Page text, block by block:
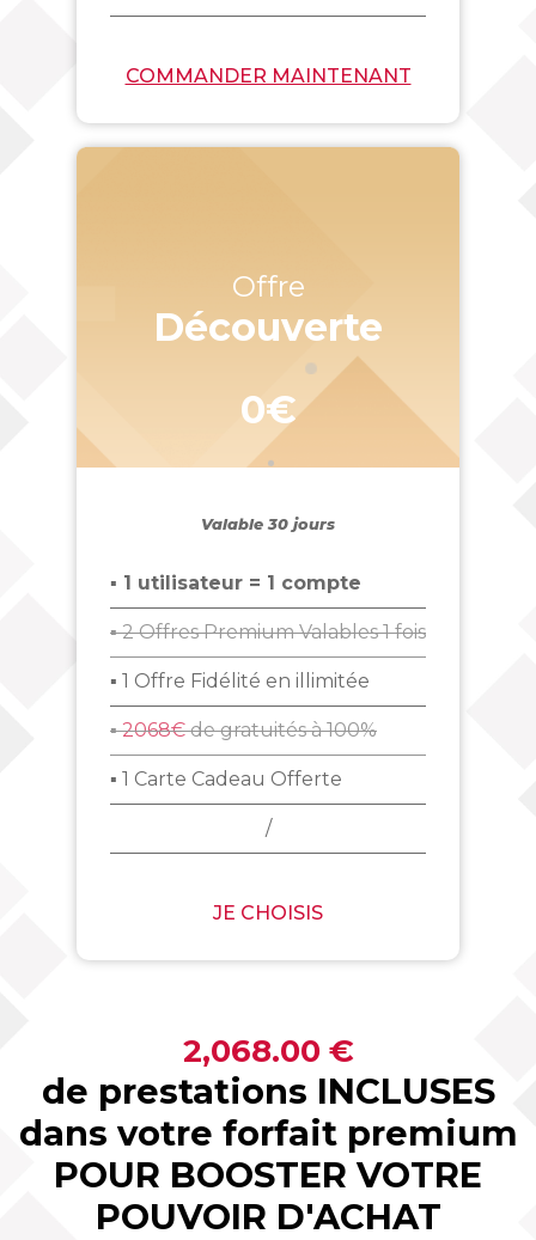
Offre
Découverte
0€
Valable 30 jours
▪ 1 utilisateur = 1 compte
▪ 2 Offres Premium Valables 1 fois
▪ 1 Offre Fidélité en illimitée
▪2068€de gratuités à 100%
▪ 1 Carte Cadeau Offerte
/
JE CHOISIS
COMMANDER MAINTENANT
2,068.00 €
de prestations INCLUSES
dans votre forfait premium
POUR BOOSTER VOTRE
POUVOIR D'ACHAT